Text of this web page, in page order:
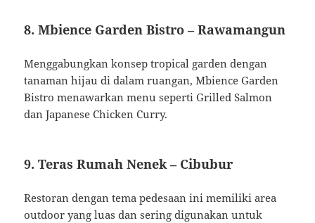
8.Mbience Garden Bistro – Rawamangun
Menggabungkan konsep tropical garden dengan
tanaman hijau di dalam ruangan, Mbience Garden
Bistro menawarkan menu seperti Grilled Salmon
dan Japanese Chicken Curry.
9.Teras Rumah Nenek – Cibubur
Restoran dengan tema pedesaan ini memiliki area
outdoor yang luas dan sering digunakan untuk